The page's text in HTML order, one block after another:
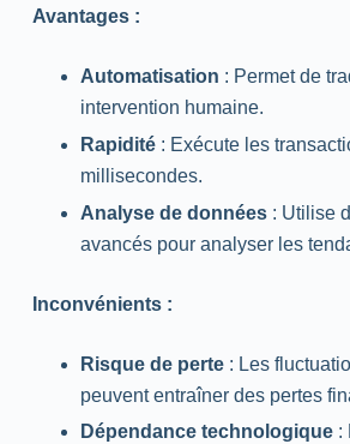
Avantages :
Automatisation : Permet de
intervention humaine.
Rapidité: Exécute les
millisecondes.
Analyse de données: Utilise
avancés pour analyser les
Inconvénients :
Risque de perte: Les
peuvent entraîner des pertes
Dépendance technologique: